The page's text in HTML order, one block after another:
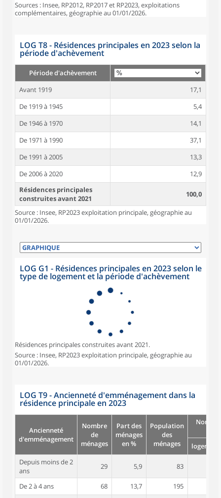
Sources : Insee, RP2012, RP2017 et RP2023, exploitations
complémentaires, géographie au 01/01/2026.
LOG T8 - Résidences principales en 2023 selon la
période d'achèvement
Période d'achèvement
Avant 1919
17,1
De 1919 à 1945
5,4
De 1946 à 1970
14,1
De 1971 à 1990
37,1
De 1991 à 2005
13,3
De 2006 à 2020
12,9
Résidences principales
construites avant 2021
100,0
Source : Insee, RP2023 exploitation principale, géographie au
01/01/2026.
LOG G1 - Résidences principales en 2023 selon le
type de logement et la période d'achèvement
Résidences principales construites avant 2021.
Source : Insee, RP2023 exploitation principale, géographie au
01/01/2026.
LOG T9 - Ancienneté d'emménagement dans la
résidence principale en 2023
Ancienneté
d'emménagement
Nombre
de
ménages
Part des
ménages
en %
Population
des
ménages
logement
Depuis moins de 2
ans
29 5,9 83
De 2 à 4 ans 68 13,7 195